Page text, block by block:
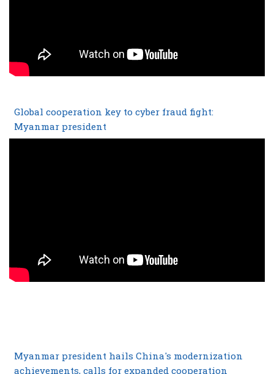
Global cooperation key to cyber fraud fight:
Myanmar president
Myanmar president hails China's modernization
achievements, calls for expanded cooperation